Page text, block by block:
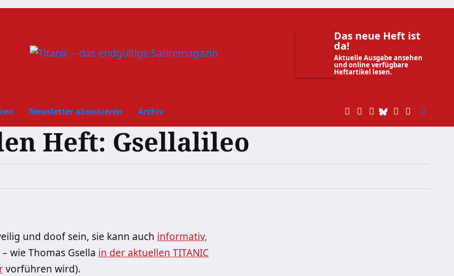
Das neue Heft ist
da!
Aktuelle Ausgabe ansehen
und online verfügbare
Heftartikel lesen.
Newsletter abonnieren Archiv
Heft: Gsellalileo
und doof sein, sie kann auch informativ,
– wie Thomas Gsella in der aktuellen TITANIC
vorführen wird).